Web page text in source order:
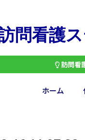
問看護
訪問看
ホーム